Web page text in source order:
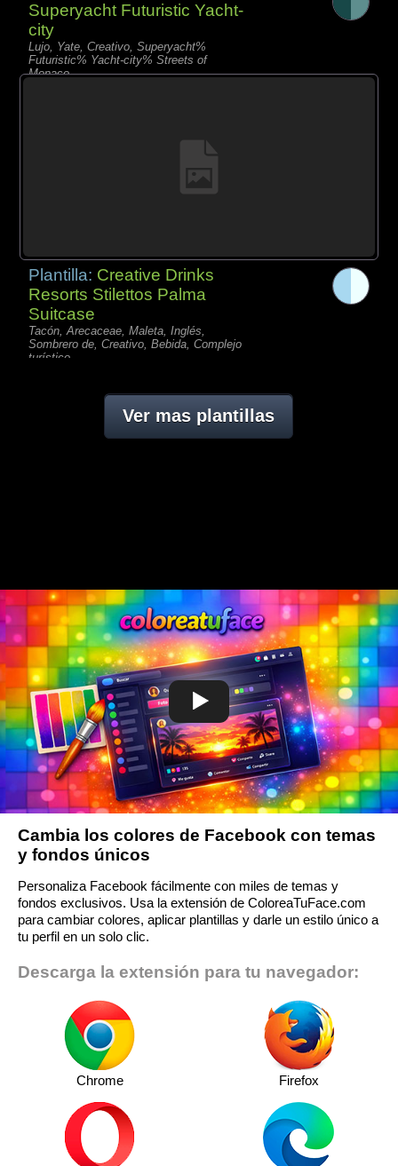
Superyacht Futuristic Yacht-
city
Lujo, Yate, Creativo, Superyacht%
Futuristic% Yacht-city% Streets of
Monaco
Plantilla: Creative Drinks
Resorts Stilettos Palma
Suitcase
Tacón, Arecaceae, Maleta, Inglés,
Sombrero de, Creativo, Bebida, Complejo
turístico,
Ver mas plantillas
Cambia los colores de Facebook con temas
y fondos únicos
Personaliza Facebook fácilmente con miles de temas y
fondos exclusivos. Usa la extensión de ColoreaTuFace.com
para cambiar colores, aplicar plantillas y darle un estilo único a
tu perfil en un solo clic.
Descarga la extensión para tu navegador:
Chrome Firefox